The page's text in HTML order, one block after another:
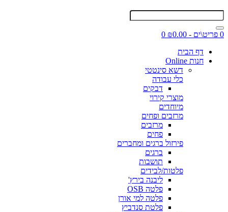
0 פריט\ים - ₪0.00
0
דף הבית
חנות Online
דשא סינטטי
כלי עבודה
דבקים
מוצרי קירוי
מיוחדים
מרזבים ופחים
מרזבים
פחים
פירזול ברגים ומחברים
ברגים
תושבות
פלטות/לבידים
ליבנה בירץ'
פלטה OSB
פלטה למי אורן
פלטת סנדביץ